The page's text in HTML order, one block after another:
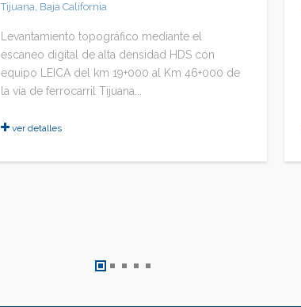
Tijuana, Baja California
Levantamiento topográfico mediante el
escaneo digital de alta densidad HDS con
equipo LEICA del km 19+000 al Km 46+000 de
la vía de ferrocarril Tijuana...
ver detalles